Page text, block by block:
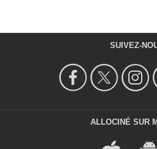
SUIVEZ-
ALLOCINÉ SUR